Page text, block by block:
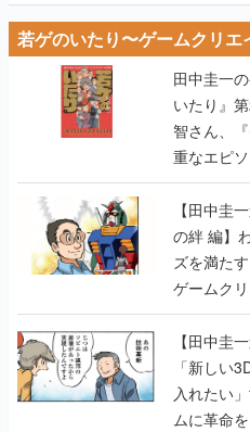
若ゲのいたり〜ゲームクリエ
田中圭一
いたり』
智さん、
重なエピ
【田中圭
の絆 編】
ズを満た
ゲームク
【若ゲの
【田中圭
「新しい
入れたい
ムに革命